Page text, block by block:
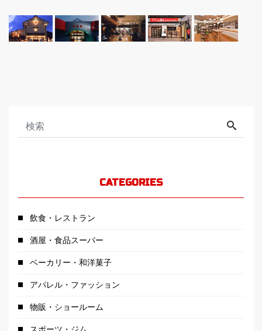
CATEGORIES
飲食・レストラン
酒屋・食品スーパー
ベーカリー・和洋菓子
アパレル・ファッション
物販・ショールーム
スポーツ・ジム